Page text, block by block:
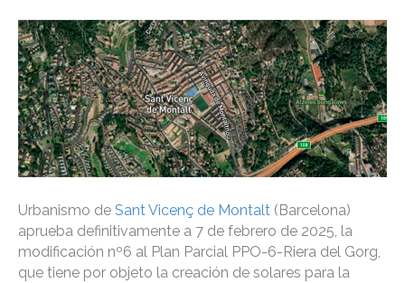
Urbanismo de Sant Vicenç de Montalt (Barcelona)
aprueba definitivamente a 7 de febrero de 2025, la
modificación nº6 al Plan Parcial PPO-6-Riera del Gorg,
que tiene por objeto la creación de solares para la